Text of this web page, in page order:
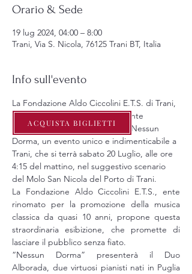
Orario & Sede
19 lug 2024, 04:00 – 8:00
Trani, Via S. Nicola, 76125 Trani BT, Italia
Info sull'evento
La Fondazione Aldo Ciccolini E.T.S. di Trani,
è lieta di presentare l’emozionante
progetto del concerto annuale Nessun
Dorma, un evento unico e indimenticabile a
Trani, che si terrà sabato 20 Luglio, alle ore
4:15 del mattino, nel suggestivo scenario
del Molo San Nicola del Porto di Trani.
La Fondazione Aldo Ciccolini E.T.S., ente
rinomato per la promozione della musica
classica da quasi 10 anni, propone questa
straordinaria esibizione, che promette di
lasciare il pubblico senza fiato.
“Nessun Dorma” presenterà il Duo
Alborada, due virtuosi pianisti nati in Puglia
ACQUISTA BIGLIETTI